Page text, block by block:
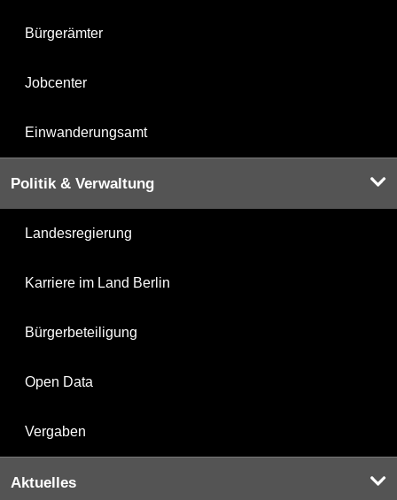
Bürgerämter
Jobcenter
Einwanderungsamt
Politik & Verwaltung
Landesregierung
Karriere im Land Berlin
Bürgerbeteiligung
Open Data
Vergaben
Aktuelles